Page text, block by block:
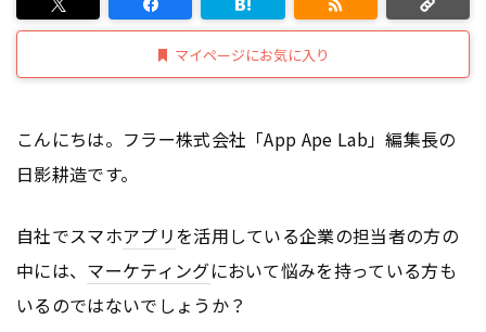
マイページにお気に入り
こんにちは。フラー株式会社「App Ape Lab」編集長の
日影耕造です。
自社でスマホアプリを活用している企業の担当者の方の
中には、 マーケティングにおいて悩みを持っている方も
いるのではないでしょうか？